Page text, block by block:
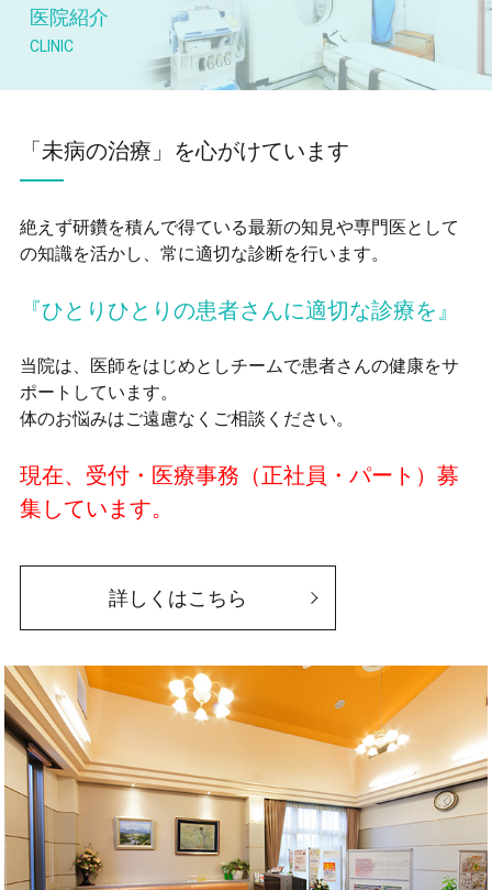
医院紹介
「未病の治療」を心がけています
絶えず研鑽を積んで得ている最新の知見や専門医として
の知識を活かし、常に適切な診断を行います。
『ひとりひとりの患者さんに適切な診療を』
当院は、医師をはじめとしチームで患者さんの健康をサ
ポートしています。
体のお悩みはご遠慮なくご相談ください。
現在、受付・医療事務（正社員・パート）募
集しています。
詳しくはこちら